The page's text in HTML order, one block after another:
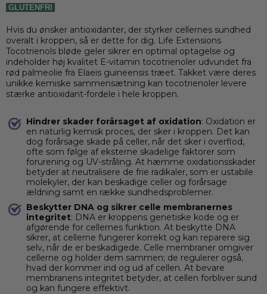
GLUTENFRI
Hvis du ønsker antioxidanter, der styrker cellernes sundhed
overalt i kroppen, så er dette for dig. Life Extensions
Tocotrienols bløde geler sikrer en optimal optagelse og
indeholder høj kvalitet E-vitamin tocotrienoler udvundet fra
rød palmeolie fra Elaeis guineensis træet. Takket være deres
unikke kemiske sammensætning kan tocotrienoler levere
stærke antioxidant-fordele i hele kroppen.
Hindrer skader forårsaget af oxidation: Oxidation er
en naturlig kemisk proces, der sker i kroppen. Det kan
dog forårsage skade på celler, når det sker i overflod,
ofte som følge af eksterne skadelige faktorer som
forurening og UV-stråling. At hæmme oxidationsskader
betyder at neutralisere de frie radikaler, som er ustabile
molekyler, der kan beskadige celler og forårsage
ældning samt en række sundhedsproblemer.
Beskytter DNA og sikrer celle membranernes
integritet: DNA er kroppens genetiske kode og er
afgørende for cellernes funktion. At beskytte DNA
sikrer, at cellerne fungerer korrekt og kan reparere sig
selv, når de er beskadigede. Celle membraner omgiver
cellerne og holder dem sammen; de regulerer også,
hvad der kommer ind og ud af cellen. At bevare
membranens integritet betyder, at cellen forbliver sund
og kan fungere effektivt.